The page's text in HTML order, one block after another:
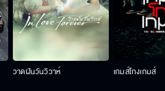
วาดฝันวันวิวาห์ เกมส์โกงเกมส์